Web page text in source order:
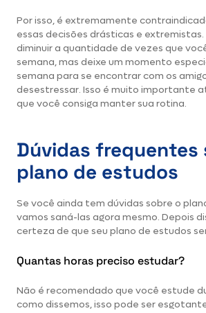
Por isso, é extremamente
essas decisões drásticas e
diminuir a quantidade de vezes que
semana, mas deixe um momento
semana para se encontrar com os
desestressar. Isso é muito importante
que você consiga manter sua rotina.
Dúvidas frequentes
plano de estudos
Se você ainda tem dúvidas sobre o
vamos saná-las agora mesmo. Depois
certeza de que seu plano de estudos
Quantas horas preciso estudar?
Não é recomendado que você estude
como dissemos, isso pode ser